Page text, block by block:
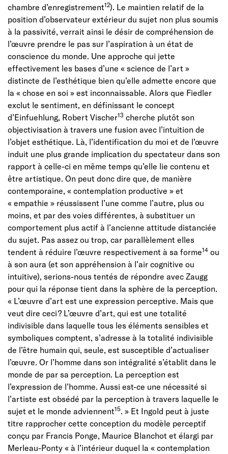
chambre d’enregistrement12). Le maintien relatif de la
position d’observateur extérieur du sujet non plus soumis
à la passivité, verrait ainsi le désir de compréhension de
l’œuvre prendre le pas sur l’aspiration à un état de
conscience du monde. Une approche qui jette
effectivement les bases d’une « science de l’art »
distincte de l’esthétique bien qu’elle admette encore que
la « chose en soi » est inconnaissable. Alors que Fiedler
exclut le sentiment, en définissant le concept
d’Einfuehlung, Robert Vischer13 cherche plutôt son
objectivisation à travers une fusion avec l’intuition de
l’objet esthétique. Là, l’identification du moi et de l’œuvre
induit une plus grande implication du spectateur dans son
rapport à celle-ci en même temps qu’elle lie contenu et
être artistique. On peut donc dire que, de manière
contemporaine, « contemplation productive » et
« empathie » réussissent l’une comme l’autre, plus ou
moins, et par des voies différentes, à substituer un
comportement plus actif à l’ancienne attitude distanciée
du sujet. Pas assez ou trop, car parallèlement elles
tendent à réduire l’œuvre respectivement à sa forme14 ou
à son aura (et son appréhension à l’air cognitive ou
intuitive), serions-nous tentés de répondre avec Zaugg
pour qui la réponse tient dans la sphère de la perception.
« L’œuvre d’art est une expression perceptive. Mais que
veut dire ceci ? L’œuvre d’art, qui est une totalité
indivisible dans laquelle tous les éléments sensibles et
symboliques comptent, s’adresse à la totalité indivisible
de l’être humain qui, seule, est susceptible d’actualiser
l’œuvre. Or l’homme dans son intégralité s’établit dans le
monde de par sa perception. La perception est
l’expression de l’homme. Aussi est-ce une nécessité si
l’artiste est obsédé par la perception à travers laquelle le
sujet et le monde adviennent15. » Et Ingold peut à juste
titre rapprocher cette conception du modèle perceptif
conçu par Francis Ponge, Maurice Blanchot et élargi par
Merleau-Ponty « à l’intérieur duquel la « contemplation